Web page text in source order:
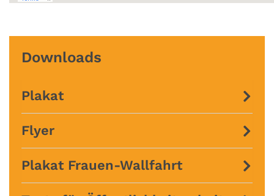
Downloads
Plakat
Flyer
Plakat Frauen-Wallfahrt